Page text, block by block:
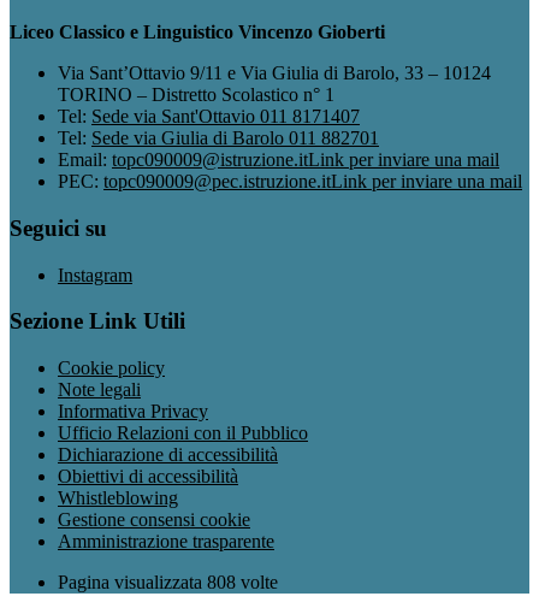
Liceo Classico e Linguistico Vincenzo Gioberti
Via Sant’Ottavio 9/11 e Via Giulia di Barolo, 33 – 10124
TORINO – Distretto Scolastico n° 1
Tel: Sede via Sant'Ottavio 011 8171407
Tel: Sede via Giulia di Barolo 011 882701
Email: topc090009@istruzione.itLink per inviare una mail
PEC: topc090009@pec.istruzione.itLink per inviare una mail
Seguici su
Instagram
Sezione Link Utili
Cookie policy
Note legali
Informativa Privacy
Ufficio Relazioni con il Pubblico
Dichiarazione di accessibilità
Obiettivi di accessibilità
Whistleblowing
Gestione consensi cookie
Amministrazione trasparente
Pagina visualizzata 808 volte